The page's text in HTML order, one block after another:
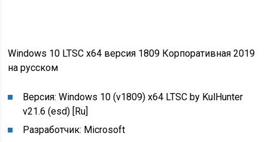
Windows 10 LTSC x64 версия 1809 Корпоративная 2019
на русском
Версия: Windows 10 (v1809) x64 LTSC by KulHunter
v21.6 (esd) [Ru]
Разработчик: Microsoft